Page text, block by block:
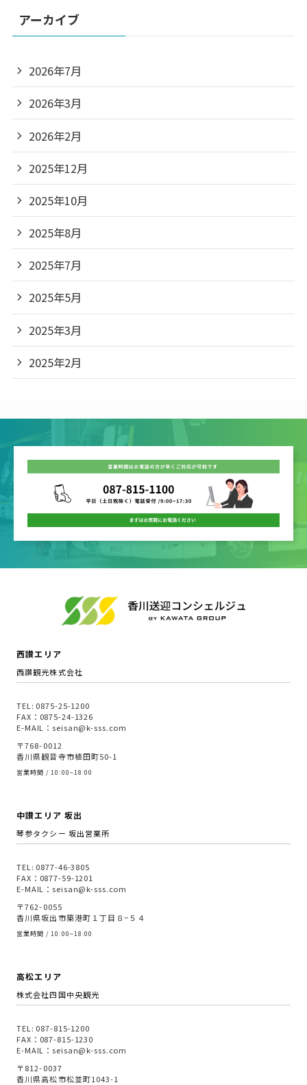
アーカイブ
2026年7月
2026年3月
2026年2月
2025年12月
2025年10月
2025年8月
2025年7月
2025年5月
2025年3月
2025年2月
西讃エリア
西讃観光株式会社
TEL: 0875-25-1200
FAX：0875-24-1326
E-MAIL：seisan@k-sss.com
〒768-0012
香川県観音寺市植田町50-1
営業時間 / 10:00~18:00
中讃エリア 坂出
琴参タクシー 坂出営業所
TEL: 0877-46-3805
FAX：0877-59-1201
E-MAIL：seisan@k-sss.com
〒762-0055
香川県坂出市築港町１丁目８−５４
営業時間 / 10:00~18:00
高松エリア
株式会社四国中央観光
TEL: 087-815-1200
FAX：087-815-1230
E-MAIL：seisan@k-sss.com
〒812-0037
香川県高松市松並町1043-1